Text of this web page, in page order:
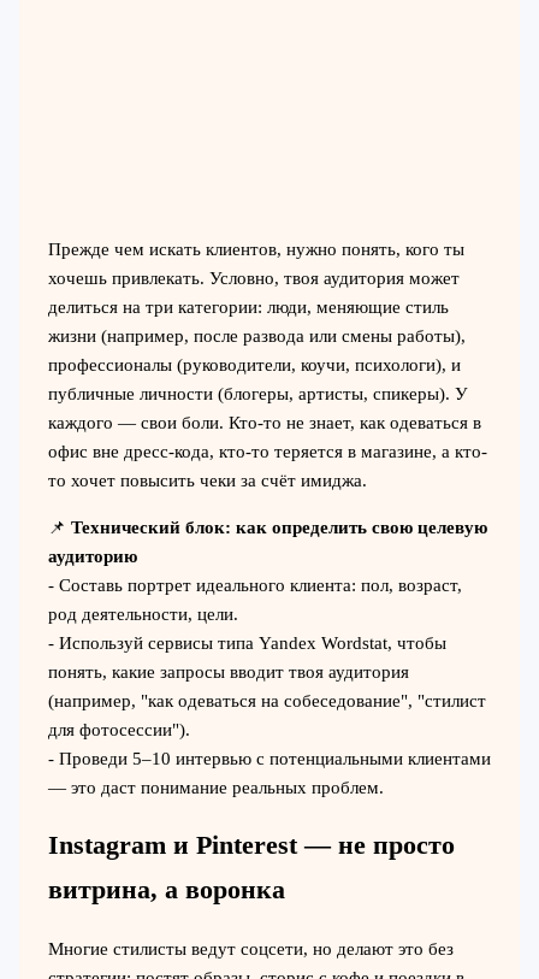
Прежде чем искать клиентов, нужно понять, кого ты
хочешь привлекать. Условно, твоя аудитория может
делиться на три категории: люди, меняющие стиль
жизни (например, после развода или смены работы),
профессионалы (руководители, коучи, психологи), и
публичные личности (блогеры, артисты, спикеры). У
каждого — свои боли. Кто-то не знает, как одеваться в
офис вне дресс-кода, кто-то теряется в магазине, а кто-
то хочет повысить чеки за счёт имиджа.
📌 Технический блок: как определить свою целевую
аудиторию
- Составь портрет идеального клиента: пол, возраст,
род деятельности, цели.
- Используй сервисы типа Yandex Wordstat, чтобы
понять, какие запросы вводит твоя аудитория
(например, "как одеваться на собеседование", "стилист
для фотосессии").
- Проведи 5–10 интервью с потенциальными клиентами
— это даст понимание реальных проблем.
Instagram и Pinterest — не просто
витрина, а воронка
Многие стилисты ведут соцсети, но делают это без